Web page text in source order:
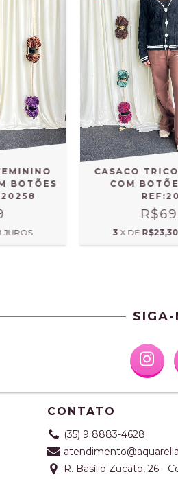
BOTÕES
JUROS
CASACO
COM
3 X DE R$23,30
SIGA-
CONTATO
(35) 9 8883-4628
R. Basílio Zucato, 26 -